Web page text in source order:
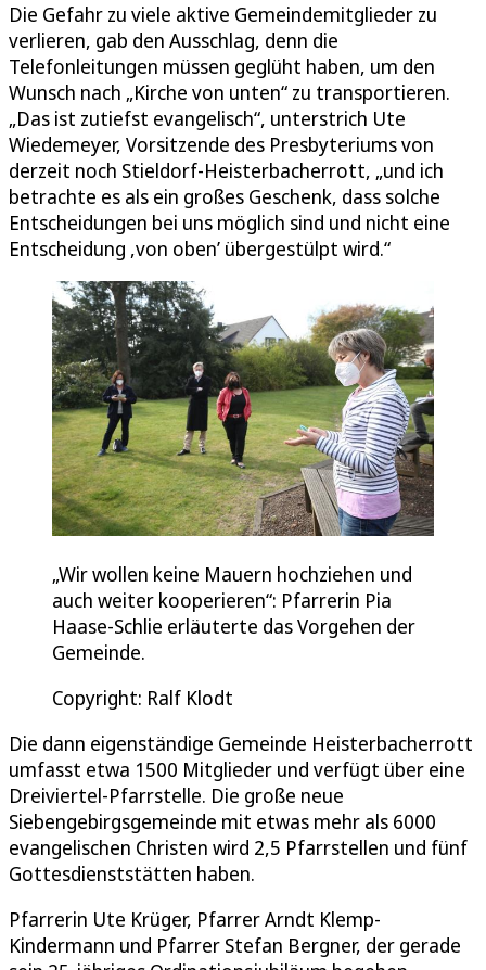
Die Gefahr zu viele aktive Gemeindemitglieder zu
verlieren, gab den Ausschlag, denn die
Telefonleitungen müssen geglüht haben, um den
Wunsch nach „Kirche von unten“ zu transportieren.
„Das ist zutiefst evangelisch“, unterstrich Ute
Wiedemeyer, Vorsitzende des Presbyteriums von
derzeit noch Stieldorf-Heisterbacherrott, „und ich
betrachte es als ein großes Geschenk, dass solche
Entscheidungen bei uns möglich sind und nicht eine
Entscheidung ,von oben’ übergestülpt wird.“
„Wir wollen keine Mauern hochziehen und
auch weiter kooperieren“: Pfarrerin Pia
Haase-Schlie erläuterte das Vorgehen der
Gemeinde.
Copyright: Ralf Klodt
Die dann eigenständige Gemeinde Heisterbacherrott
umfasst etwa 1500 Mitglieder und verfügt über eine
Dreiviertel-Pfarrstelle. Die große neue
Siebengebirgsgemeinde mit etwas mehr als 6000
evangelischen Christen wird 2,5 Pfarrstellen und fünf
Gottesdienststätten haben.
Pfarrerin Ute Krüger, Pfarrer Arndt Klemp-
Kindermann und Pfarrer Stefan Bergner, der gerade